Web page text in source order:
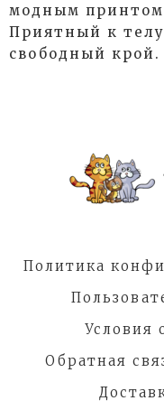
модным
Приятный к
свободный крой.
Политика
Условия
Обратная